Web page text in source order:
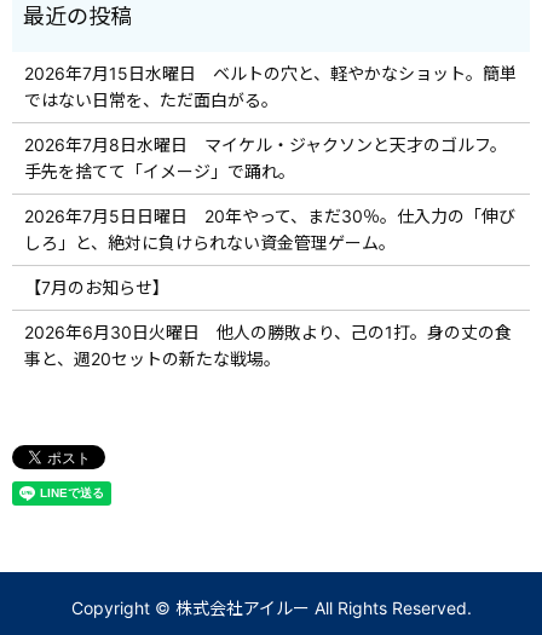
2026年7月15日水曜日 ベルトの穴と、軽やかなショット。簡単
ではない日常を、ただ面白がる。
2026年7月8日水曜日 マイケル・ジャクソンと天才のゴルフ。
手先を捨てて「イメージ」で踊れ。
2026年7月5日日曜日 20年やって、まだ30％。仕入力の「伸び
しろ」と、絶対に負けられない資金管理ゲーム。
【7月のお知らせ】
2026年6月30日火曜日 他人の勝敗より、己の1打。身の丈の食
事と、週20セットの新たな戦場。
Copyright © 株式会社アイルー All Rights Reserved.